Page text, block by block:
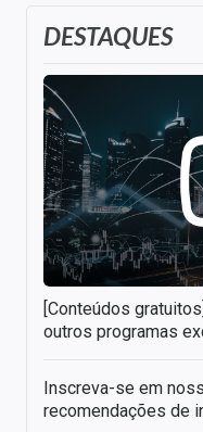
DESTAQUES
[Conteúdos
outros programas
Inscreva-se em
recomendações de